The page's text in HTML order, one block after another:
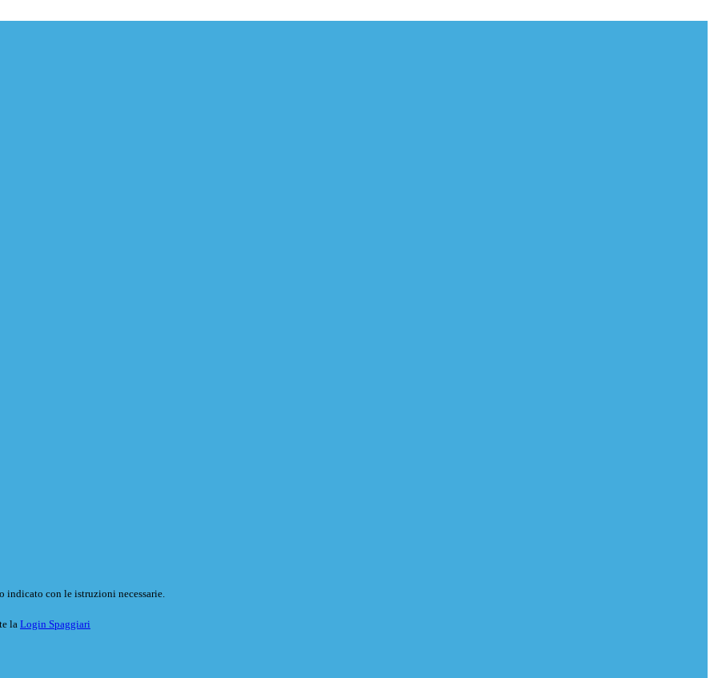
indicato con le istruzioni necessarie.
la Login Spaggiari